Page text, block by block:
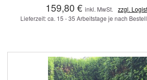
159,80 € inkl. MwSt.
zzgl.
Lieferzeit: ca. 15 - 35 Arbeitstage je nach